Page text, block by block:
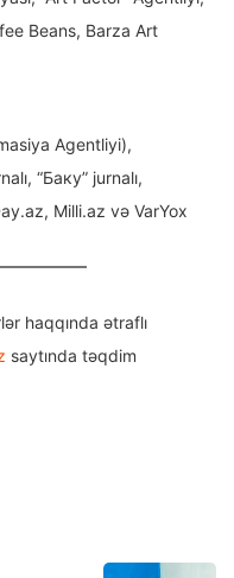
Beans, Barza Art
Agentliyi),
“Баку” jurnalı,
Milli.az və VarYox
haqqında ətraflı
saytında təqdim